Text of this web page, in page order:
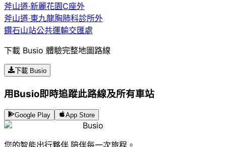
斧山道·新麗花園C座外
斧山道·東九龍胸肺科診所外
鑽石山站公共運輸交匯處
下載 Busio 體驗完整地圖路線
下載 Busio
用Busio即時追蹤此路線及所有車站
Google Play App Store
Busio